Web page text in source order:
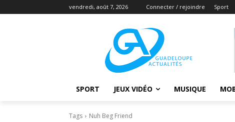
vendredi, août 7, 2026 Connecter / rejoindre Sport
SPORT JEUX VIDÉO MUSIQUE
Tags Nuh Beg Friend